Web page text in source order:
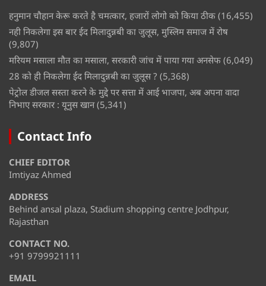
हनुमान चौहान केरू करते है चमत्कार, हजारों लोगो को किया ठीक (16,455)
नही निकलेगा इस बार ईद मिलादुन्नबी का जुलूस, मुस्लिम समाज में रोष
(9,807)
मरियम मसाला मौत का मसाला, सरकारी जांच में पाया गया अनसेफ (6,049)
28 को ही निकलेगा ईद मिलादुन्नबी का जुलूस ? (5,368)
पेट्रोल डीजल सस्ता करने के मुद्दे पर सत्ता में आई भाजपा, अब अपना वादा
निभाए सरकार : यूनुस खान (5,341)
Contact Info
CHIEF EDITOR
Imtiyaz Ahmed
ADDRESS
Behind ansal plaza, Stadium shopping centre Jodhpur,
Rajasthan
CONTACT NO.
+91 9799921111
EMAIL